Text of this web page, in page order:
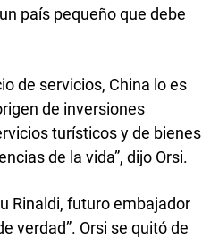
país pequeño que debe
de servicios, China lo es
de inversiones
turísticos y de bienes
de la vida”, dijo Orsi.
Rinaldi, futuro embajador
verdad”. Orsi se quitó de